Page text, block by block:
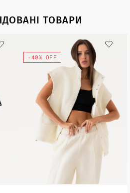
ТОВАРИ
-40% OFF